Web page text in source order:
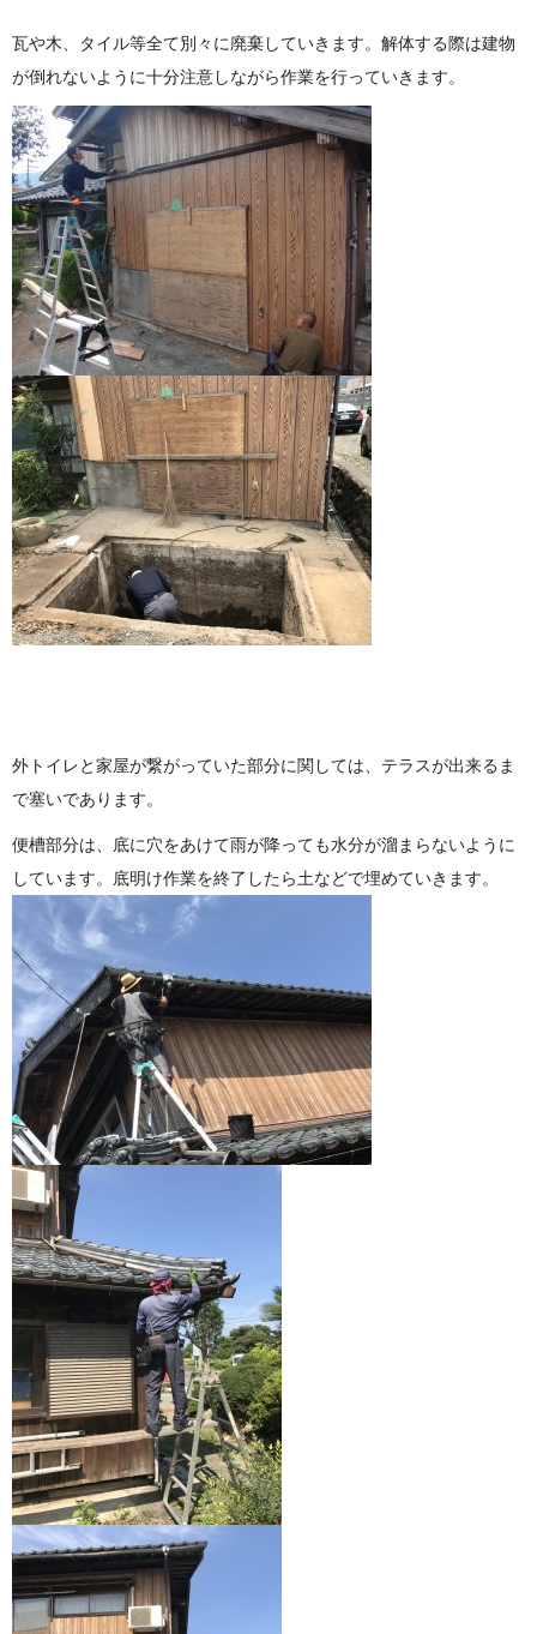
瓦や木、タイル等全て別々に廃棄していきます。解体する際は建物
が倒れないように十分注意しながら作業を行っていきます。
外トイレと家屋が繋がっていた部分に関しては、テラスが出来るま
で塞いであります。
便槽部分は、底に穴をあけて雨が降っても水分が溜まらないように
しています。底明け作業を終了したら土などで埋めていきます。